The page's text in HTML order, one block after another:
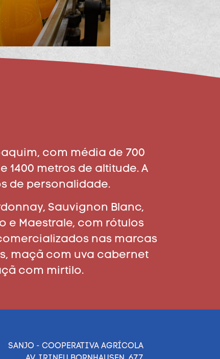
com média de 700
metros de altitude. A
de personalidade.
Sauvignon Blanc,
e Maestrale, com rótulos
nas marcas
maçã com uva cabernet
com mirtilo.
SANJO - COOPERATIVA AGRÍCOLA